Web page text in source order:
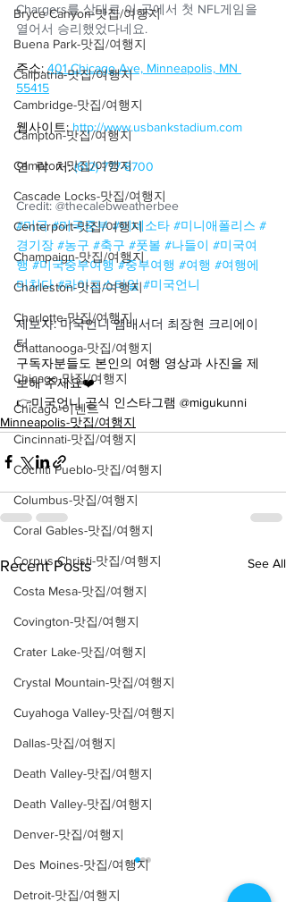
Bryce Canyon-맛집/여행지
Buena Park-맛집/여행지
Calipatria-맛집/여행지
Cambridge-맛집/여행지
Campton-맛집/여행지
Campton-맛집/여행지
Cascade Locks-맛집/여행지
Centerport-맛집/여행지
Champaign-맛집/여행지
Charleston-맛집/여행지
Charlotte-맛집/여행지
Chattanooga-맛집/여행지
Chicago-맛집/여행지
Chicago-이벤트
Cincinnati-맛집/여행지
Cochiti Pueblo-맛집/여행지
Columbus-맛집/여행지
Coral Gables-맛집/여행지
Corpus Christi-맛집/여행지
Costa Mesa-맛집/여행지
Covington-맛집/여행지
Crater Lake-맛집/여행지
Crystal Mountain-맛집/여행지
Cuyahoga Valley-맛집/여행지
Dallas-맛집/여행지
Death Valley-맛집/여행지
Death Valley-맛집/여행지
Denver-맛집/여행지
Des Moines-맛집/여행지
Detroit-맛집/여행지
Chargers를 상대로 이 곳에서 첫 NFL게임을
열어서 승리했었다네요.
주소: 401 Chicago Ave, Minneapolis, MN
55415
웹사이트: http://www.usbankstadium.com
연  락  처: (612) 777-8700
Credit: @thecalebweatherbee
#미국 #미국중부 #미네소타 #미니애폴리스 #
경기장 #농구 #축구 #풋볼 #나들이 #미국여
행 #미국중부여행 #중부여행 #여행 #여행에
미치다 #라이프스타일 #미국언니
제보자: 미국언니 앰배서더 최장현 크리에이
터
구독자분들도 본인의 여행 영상과 사진을 제
보해 주세요❤️
👉미국언니 공식 인스타그램 @migukunni
Minneapolis-맛집/여행지
Recent Posts See All